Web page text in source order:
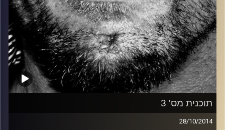
תוכנית מס' 3
28/10/2014